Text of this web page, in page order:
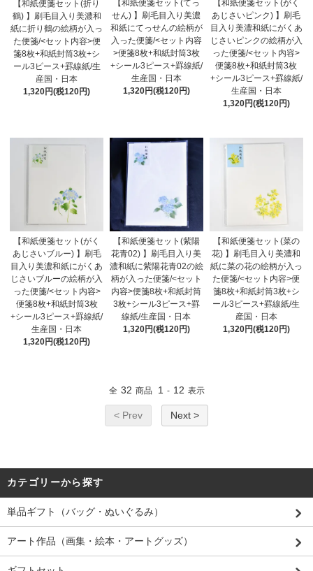
【和紙便箋セット(折り
鶴) 】刷毛目入り美濃和
紙に折り鶴の絵柄が入っ
た便箋/<セット内容>便
箋8枚+和紙封筒3枚+シ
ール3ピース+罫線紙/生
産国・日本
1,320円(税120円)
【和紙便箋セット(てっ
せん) 】刷毛目入り美濃
和紙にてっせんの絵柄が
入った便箋/<セット内容
>便箋8枚+和紙封筒3枚
+シール3ピース+罫線紙/
生産国・日本
1,320円(税120円)
【和紙便箋セット(がく
あじさいピンク) 】刷毛
目入り美濃和紙にがくあ
じさいピンクの絵柄が入
った便箋/<セット内容>
便箋8枚+和紙封筒3枚
+シール3ピース+罫線紙/
生産国・日本
1,320円(税120円)
【和紙便箋セット(がく
あじさいブルー) 】刷毛
目入り美濃和紙にがくあ
じさいブルーの絵柄が入
った便箋/<セット内容>
便箋8枚+和紙封筒3枚
+シール3ピース+罫線紙/
生産国・日本
1,320円(税120円)
【和紙便箋セット(紫陽
花青02) 】刷毛目入り美
濃和紙に紫陽花青02の絵
柄が入った便箋/<セット
内容>便箋8枚+和紙封筒
3枚+シール3ピース+罫
線紙/生産国・日本
1,320円(税120円)
【和紙便箋セット(菜の
花) 】刷毛目入り美濃和
紙に菜の花の絵柄が入っ
た便箋/<セット内容>便
箋8枚+和紙封筒3枚+シ
ール3ピース+罫線紙/生
産国・日本
1,320円(税120円)
全 32 商品 1 - 12 表示
< Prev Next >
カテゴリーから探す
単品ギフト（バッグ・ぬいぐるみ）
アート作品（画集・絵本・アートグッズ）